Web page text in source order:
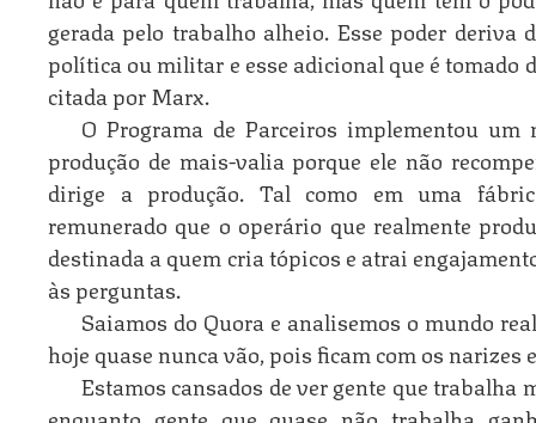
gerada pelo trabalho alheio. Esse poder deriva
política ou militar e esse adicional que é tomado
citada por Marx.
O Programa de Parceiros implementou um
produção de mais-valia porque ele não
dirige a produção. Tal como em uma
remunerado que o operário que realmente
destinada a quem cria tópicos e atrai
às perguntas.
Saiamos do Quora e analisemos o mundo
hoje quase nunca vão, pois ficam com os
Estamos cansados de ver gente que trabalha